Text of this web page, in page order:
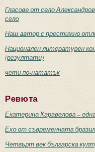
Гласове от село
село
Наш автор с престижно
Национален литературен
(резултати)
чети по-нататък
Ревюта
Екатерина Каравелова –
Ехо от съвременната
Четвърт век българска